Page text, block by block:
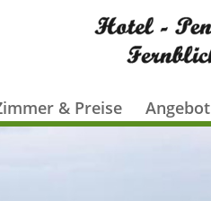
& Preise Angebot